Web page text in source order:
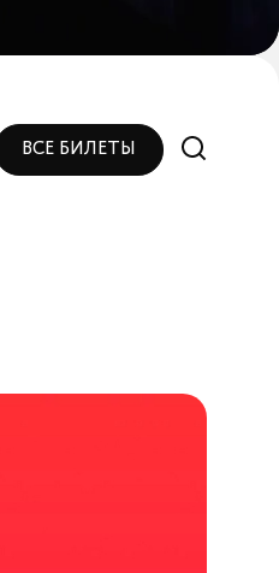
ВСЕ БИЛЕТЫ